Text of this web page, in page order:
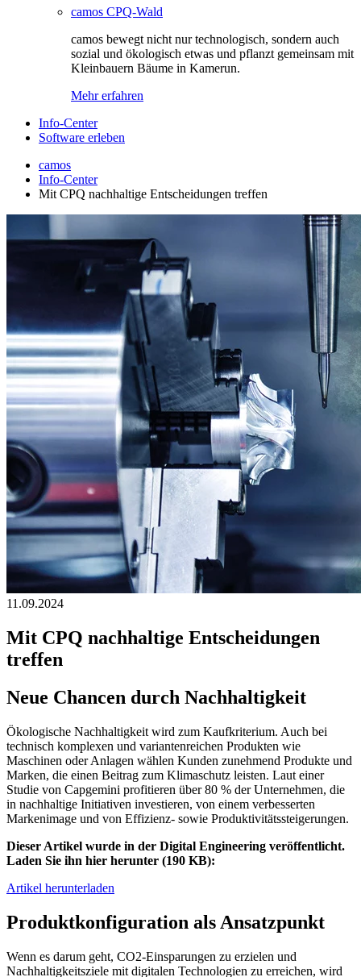
camos CPQ-Wald
camos bewegt nicht nur technologisch, sondern auch
sozial und ökologisch etwas und pflanzt gemeinsam mit
Kleinbauern Bäume in Kamerun.
Mehr erfahren
Info-Center
Software erleben
camos
Info-Center
Mit CPQ nachhaltige Entscheidungen treffen
11.09.2024
Mit CPQ nachhaltige Entscheidungen
treffen
Neue Chancen durch Nachhaltigkeit
Ökologische Nachhaltigkeit wird zum Kaufkriterium. Auch bei
technisch komplexen und variantenreichen Produkten wie
Maschinen oder Anlagen wählen Kunden zunehmend Produkte und
Marken, die einen Beitrag zum Klimaschutz leisten. Laut einer
Studie von Capgemini profitieren über 80 % der Unternehmen, die
in nachhaltige Initiativen investieren, von einem verbesserten
Markenimage und von Effizienz- sowie Produktivitätssteigerungen.
Dieser Artikel wurde in der Digital Engineering veröffentlicht.
Laden Sie ihn hier herunter (190 KB):
Artikel herunterladen
Produktkonfiguration als Ansatzpunkt
Wenn es darum geht, CO2-Einsparungen zu erzielen und
Nachhaltigkeitsziele mit digitalen Technologien zu erreichen, wird